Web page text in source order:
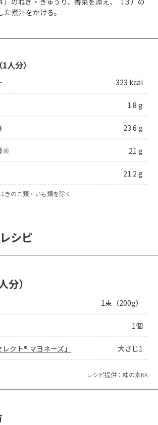
た煮汁をかける。
人分）
323 kcal
1.8 g
23.6 g
※ 21 g
21.2 g
きのこ類・いも類を除く
シピ
分）
1束（200g）
1個
レクト® マヨネーズ」 大さじ1
レシピ提供：味の素KK